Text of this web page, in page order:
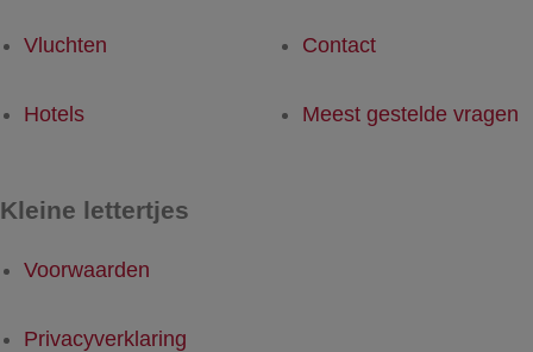
Vluchten
Hotels
Contact
Meest gestelde vragen
Kleine lettertjes
Voorwaarden
Privacyverklaring